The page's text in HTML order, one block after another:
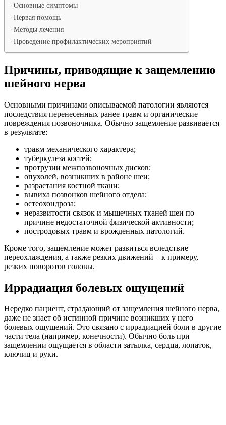
Основные симптомы
Первая помощь
Методы лечения
Проведение профилактических мероприятий
Причины, приводящие к защемлению
шейного нерва
Основными причинами описываемой патологии являются
последствия перенесенных ранее травм и органические
повреждения позвоночника. Обычно защемление развивается
в результате:
травм механического характера;
туберкулеза костей;
протрузии межпозвоночных дисков;
опухолей, возникших в районе шеи;
разрастания костной ткани;
вывиха позвонков шейного отдела;
остеохондроза;
неразвитости связок и мышечных тканей шеи по
причине недостаточной физической активности;
постродовых травм и врожденных патологий.
Кроме того, защемление может развиться вследствие
переохлаждения, а также резких движений – к примеру,
резких поворотов головы.
Иррадиация болевых ощущений
Нередко пациент, страдающий от защемления шейного нерва,
даже не знает об истинной причине возникших у него
болевых ощущений. Это связано с иррадиацией боли в другие
части тела (например, конечности). Обычно боль при
защемлении ощущается в области затылка, сердца, лопаток,
ключиц и руки.